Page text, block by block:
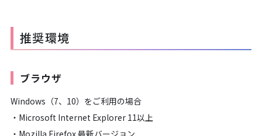
推奨環境
ブラウザ
Windows（7、10）をご利用の場合
・Microsoft Internet Explorer 11以上
・Mozilla Firefox 最新バージョン